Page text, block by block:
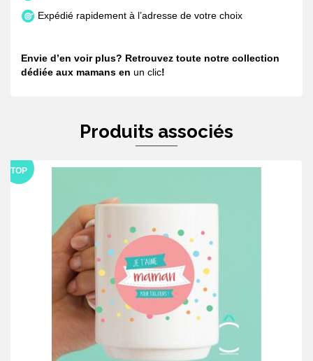
Expédié rapidement à l’adresse de votre choix
Envie d’en voir plus? Retrouvez toute notre collection
dédiée aux mamans en un clic!
Produits associés
TOP